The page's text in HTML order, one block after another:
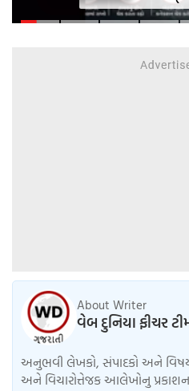
આ
About Writer
વેબ દુનિયા ફીચર
અનુભવી લેખકો, સંપાદકો અને વિષય
અને વિચારોત્તેજક આલેખોનુ પ્રકાશન